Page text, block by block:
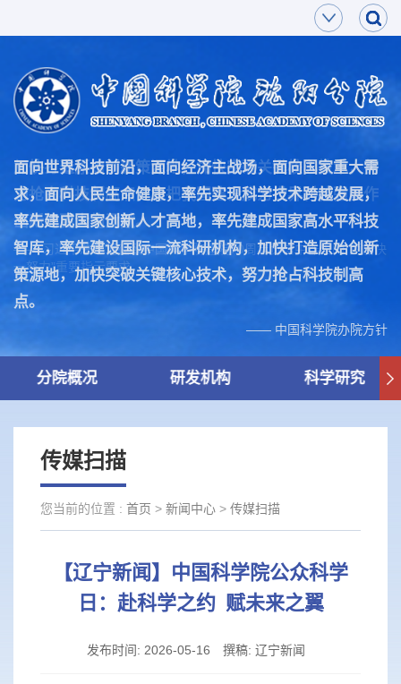
面向世界科技前沿，面向经济主战场，面向国家重大需
求，面向人民生命健康，率先实现科学技术跨越发展，
率先建成国家创新人才高地，率先建成国家高水平科技
智库，率先建设国际一流科研机构，加快打造原始创新
策源地，加快突破关键核心技术，努力抢占科技制高
点。
—— 中国科学院办院方针
加快打造原始创新策源地，加快突破关键核心技术，努
力抢占科技制高点，为把我国建设成为世界科技强国作
出新的更大的贡献。
—— 习近平总书记在致中国科学院建院70周年贺信中作出的“两加快
一努力”重要指示要求
分院概况 研发机构 科学研究
传媒扫描
您当前的位置 : 首页 > 新闻中心 > 传媒扫描
【辽宁新闻】中国科学院公众科学
日：赴科学之约 赋未来之翼
发布时间: 2026-05-16 撰稿: 辽宁新闻